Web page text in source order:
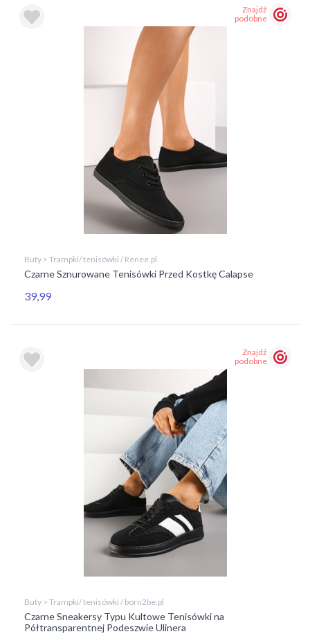
Znajdź
podobne
Buty > Trampki/ tenisówki / Renee.pl
Czarne Sznurowane Tenisówki Przed Kostkę Calapse
39,99
Znajdź
podobne
Buty > Trampki/ tenisówki / born2be.pl
Czarne Sneakersy Typu Kultowe Tenisówki na
Półtransparentnej Podeszwie Ulinera